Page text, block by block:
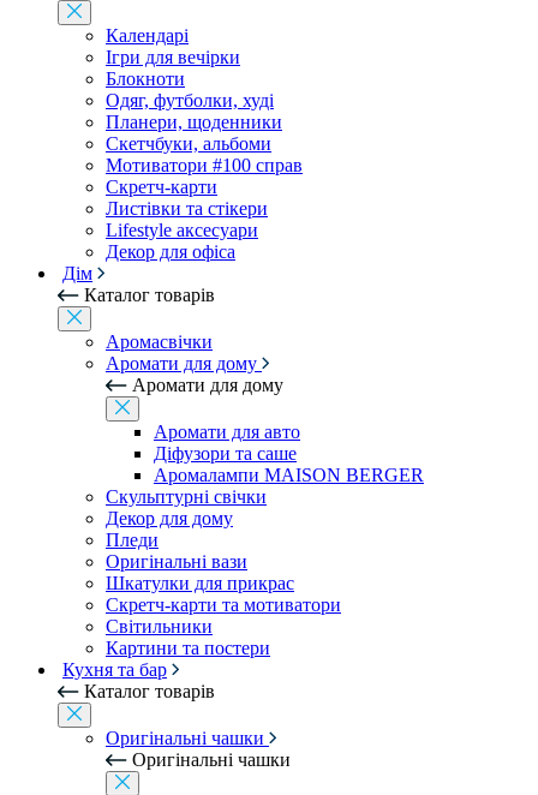
Календарі
Ігри для вечірки
Блокноти
Одяг, футболки, худі
Планери, щоденники
Скетчбуки, альбоми
Мотиватори #100 справ
Скретч-карти
Листівки та стікери
Lifestyle аксесуари
Декор для офіса
Дім
Каталог товарів
Аромасвічки
Аромати для дому
Аромати для дому
Аромати для авто
Діфузори та саше
Аромалампи MAISON BERGER
Скульптурні свічки
Декор для дому
Пледи
Оригінальні вази
Шкатулки для прикрас
Скретч-карти та мотиватори
Світильники
Картини та постери
Кухня та бар
Каталог товарів
Оригінальні чашки
Оригінальні чашки